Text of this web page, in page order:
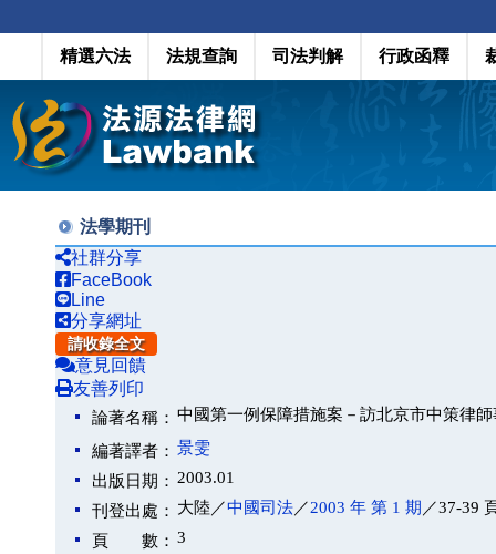
精選六法 法規查詢 司法判解 行政函釋
法學期刊
社群分享
FaceBook
Line
分享網址
請收錄全文
意見回饋
友善列印
論著名稱： 中國第一例保障措施案－訪北京市中策律
編著譯者： 景雯
出版日期： 2003.01
刊登出處： 大陸／中國司法／2003 年 第 1 期 ／37-39
頁 數： 3